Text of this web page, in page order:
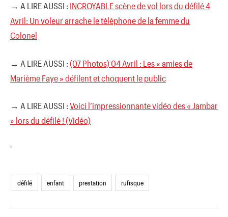
→ A LIRE AUSSI : INCROYABLE scène de vol lors du défilé 4
Avril: Un voleur arrache le téléphone de la femme du
Colonel
→ A LIRE AUSSI : (07 Photos) 04 Avril : Les « amies de
Marième Faye » défilent et choquent le public
→ A LIRE AUSSI : Voici l’impressionnante vidéo des « Jambar
» lors du défilé ! (Vidéo)
'
défilé enfant prestation rufisque